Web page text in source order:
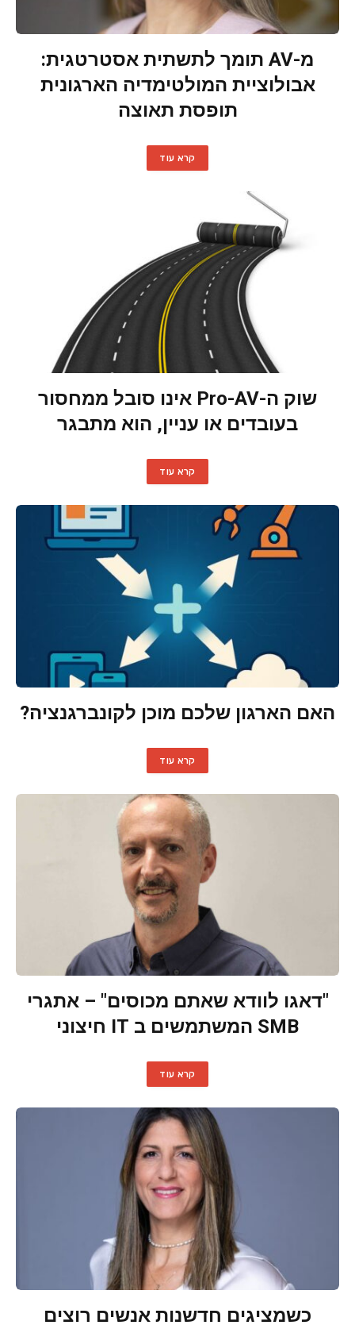
מ-AV תומך לתשתית אסטרטגית:
אבולוציית המולטימדיה הארגונית
תופסת תאוצה
קרא עוד
שוק ה-Pro-AV אינו סובל ממחסור
בעובדים או עניין, הוא מתבגר
קרא עוד
האם הארגון שלכם מוכן לקונברגנציה?
קרא עוד
"דאגו לוודא שאתם מכוסים" – אתגרי
SMB המשתמשים ב IT חיצוני
קרא עוד
כשמציגים חדשנות אנשים רוצים